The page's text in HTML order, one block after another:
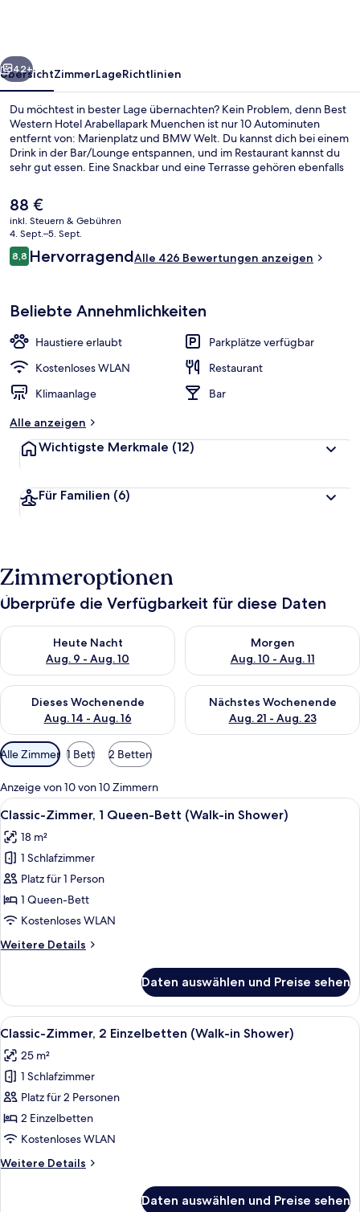
Weiter
42+
ÜbersichtZimmerLageRichtlinien
Du möchtest in bester Lage übernachten? Kein Problem, denn Best
Western Hotel Arabellapark Muenchen ist nur 10 Autominuten
entfernt von: Marienplatz und BMW Welt. Du kannst dich bei einem
Drink in der Bar/Lounge entspannen, und im Restaurant kannst du
sehr gut essen. Eine Snackbar und eine Terrasse gehören ebenfalls
Die öffentlichen Verkehrsmittel sind nur einen kurzen Fußmarsch
entfernt: Zur U-Bahnhof Arabellapark sind es 5 Minuten und zur U-
Bahnhof Richard-Strauss-Straße 6 Minuten.
Der
aktuelle
Preis
beträgt
88 €.
88 €
inkl. Steuern & Gebühren
4. Sept.–5. Sept.
Bewertungen
8,88,8 von 10.
HervorragendAlle 426 Bewertungen anzeigen
Beliebte Annehmlichkeiten
Haustiere erlaubt
Parkplätze verfügbar
Kostenloses WLAN
Restaurant
Klimaanlage
Bar
Alle anzeigen
Wichtigste Merkmale (12)
Für Familien (6)
Zimmeroptionen
Überprüfe die Verfügbarkeit für diese Daten
Heute Nacht
Aug. 9 - Aug. 10
Überprüfe die Verfügbarkeit für heute Nacht, Aug. 9 - Aug.
Morgen
Aug. 10 - Aug. 11
Überprüfe die Verfügbarkeit
Dieses Wochenende
Aug. 14 - Aug. 16
Überprüfe die Verfügbarkeit für dieses Wochenende, Aug. 14
Nächstes Wochenende
Aug. 21 - Aug. 23
Überprüfe die Verfügbarkeit
Verfügbare
Filter
für
Zimmer
Alle Zimmer 1 Bett 2 Betten
Anzeige von 10 von 10 Zimmern
Alle
Fotos
für
Classic-
Zimmer,
1
Queen-
(Walk-
anzeigen
Ein modernes Hotelzimmer mit Bett,
5
Classic-Zimmer, 1 Queen-Bett (Walk-in Shower)
18 m²
1 Schlafzimmer
Platz für 1 Person
1 Queen-Bett
Kostenloses WLAN
Weitere Details
Weitere
Zimmer,
Queen-
(Walk-
in
Shower)
Daten auswählen und Preise sehen
Alle
Fotos
für
Classic-
Zimmer,
2 Einzelbetten
(Walk-
Shower)
Ein Hotelzimmer mit zwei Betten,
6
Classic-Zimmer, 2 Einzelbetten (Walk-in Shower)
25 m²
1 Schlafzimmer
Platz für 2 Personen
2 Einzelbetten
Kostenloses WLAN
Weitere Details
Weitere
Daten auswählen und Preise sehen